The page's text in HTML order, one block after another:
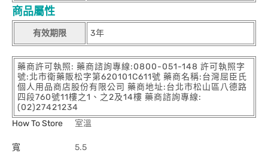
商品屬性
有效期限 3年
藥商許可執照: 藥商諮詢專線:0800-051-148 許可執照字
號:北市衛藥販松字第620101C611號 藥商名稱:台灣屈臣氏
個人用品商店股份有限公司 藥商地址:台北市松山區八德路
四段760號11樓之1、之2及14樓 藥商諮詢專線:
(02)27421234
How To Store
室溫
寬 5.5